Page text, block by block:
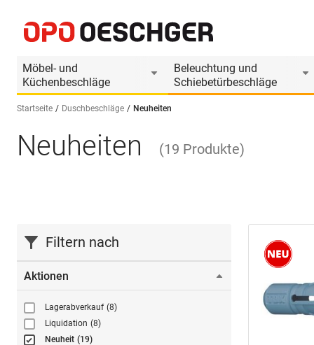
Möbel- und
Küchenbeschläge
Beleuchtung und
Schiebetürbeschläge
Sprache wählen (DE)
Startseite Duschbeschläge Neuheiten
Neuheiten (19 Produkte)
Filtern nach
Aktionen
Lagerabverkauf (8)
Liquidation (8)
Neuheit (19)